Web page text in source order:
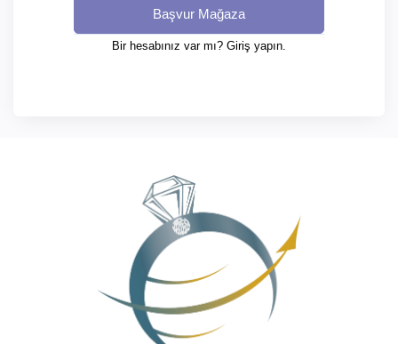
Başvur Mağaza
Bir hesabınız var mı? Giriş yapın.